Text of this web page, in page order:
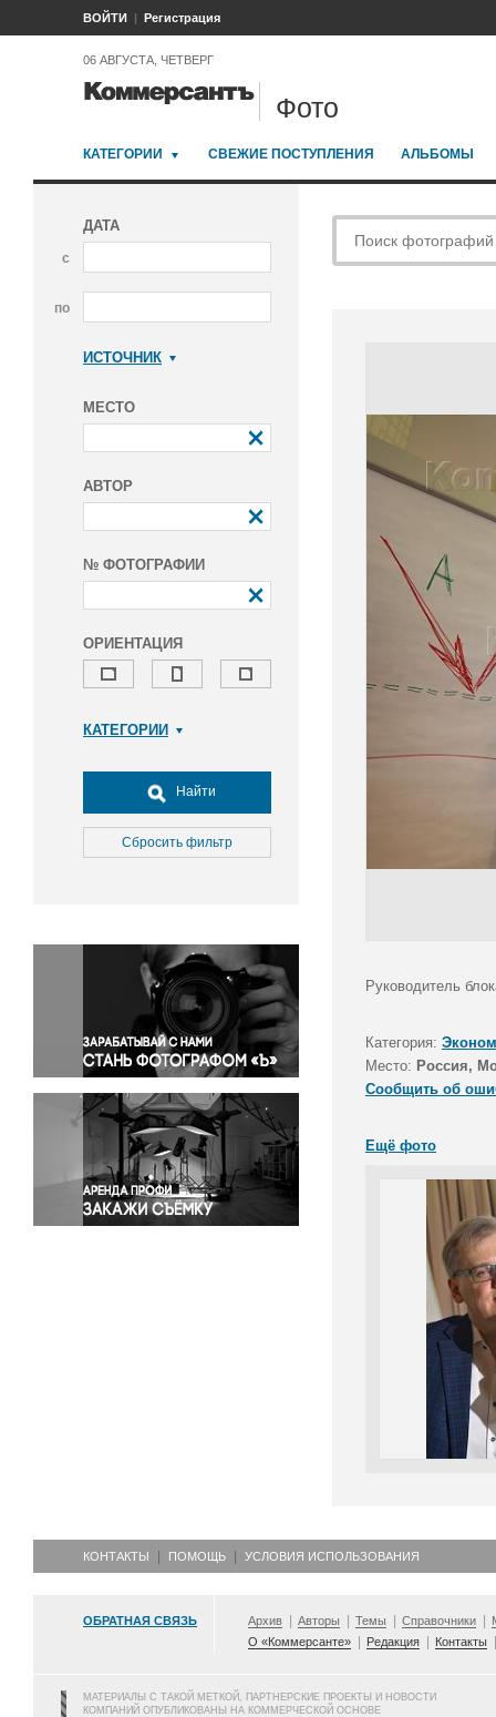
ВОЙТИ Регистрация
06 АВГУСТА, ЧЕТВЕРГ
Фото
КАТЕГОРИИ СВЕЖИЕ ПОСТУПЛЕНИЯ АЛЬБОМЫ
ДАТА
с
по
ИСТОЧНИК
МЕСТО
АВТОР
№ ФОТОГРАФИИ
ОРИЕНТАЦИЯ
КАТЕГОРИИ
Досуг, туризм и отдых
Культура
Медицина
Окружающая среда
Политика
Правосудие
Происшествия и конфликты
Религия
Светская жизнь
Спорт
Экология
Экономика и бизнес
Найти
Сбросить фильтр
Руководитель
Категория:
Место: Россия,
Сообщить об
Ещё фото
КОНТАКТЫ ПОМОЩЬ УСЛОВИЯ ИСПОЛЬЗОВАНИЯ
ОБРАТНАЯ СВЯЗЬ Архив Авторы Темы Справочники
О «Коммерсанте»
Редакция Контакты
МАТЕРИАЛЫ С ТАКОЙ МЕТКОЙ, ПАРТНЕРСКИЕ ПРОЕКТЫ И НОВОСТИ
КОМПАНИЙ ОПУБЛИКОВАНЫ НА КОММЕРЧЕСКОЙ ОСНОВЕ